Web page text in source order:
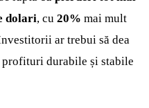
dolari, cu 20% mai mult
ar trebui să dea
profituri durabile și stabile